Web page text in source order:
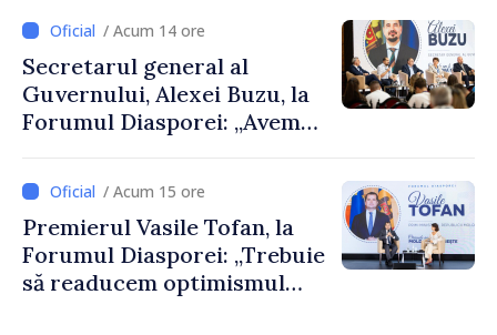
despre parcursul european
al Republicii Moldova.
/ Acum 14 ore
Secretarul general al
Guvernului, Alexei Buzu, la
Forumul Diasporei: „Avem
dumneavoastră pentru a
construi comunități mai
puternice”
/ Acum 15 ore
Premierul Vasile Tofan, la
Forumul Diasporei: „Trebuie
să readucem optimismul